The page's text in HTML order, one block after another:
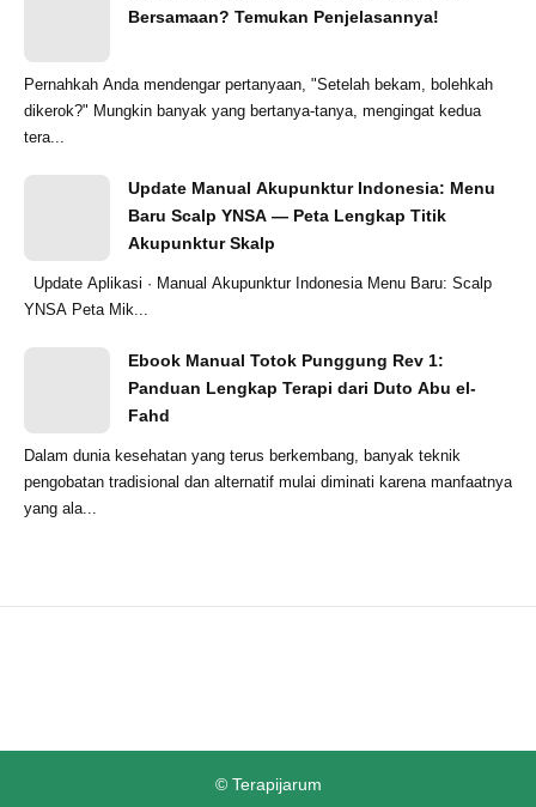
Bersamaan? Temukan Penjelasannya!
Pernahkah Anda mendengar pertanyaan, "Setelah bekam, bolehkah
dikerok?" Mungkin banyak yang bertanya-tanya, mengingat kedua
tera...
Update Manual Akupunktur Indonesia: Menu
Baru Scalp YNSA — Peta Lengkap Titik
Akupunktur Skalp
YNSA Peta Mik...
Ebook Manual Totok Punggung Rev 1:
Panduan Lengkap Terapi dari Duto Abu el-
Fahd
Dalam dunia kesehatan yang terus berkembang, banyak teknik
pengobatan tradisional dan alternatif mulai diminati karena manfaatnya
yang ala...
© Terapijarum